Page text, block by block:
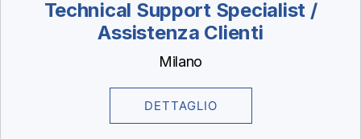
Technical Support Specialist /
Assistenza Clienti
Milano
DETTAGLIO